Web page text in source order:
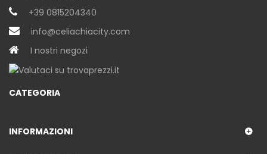
+39 0815204340
info@celiachiacity.com
I nostri negozi
CATEGORIA
INFORMAZIONI